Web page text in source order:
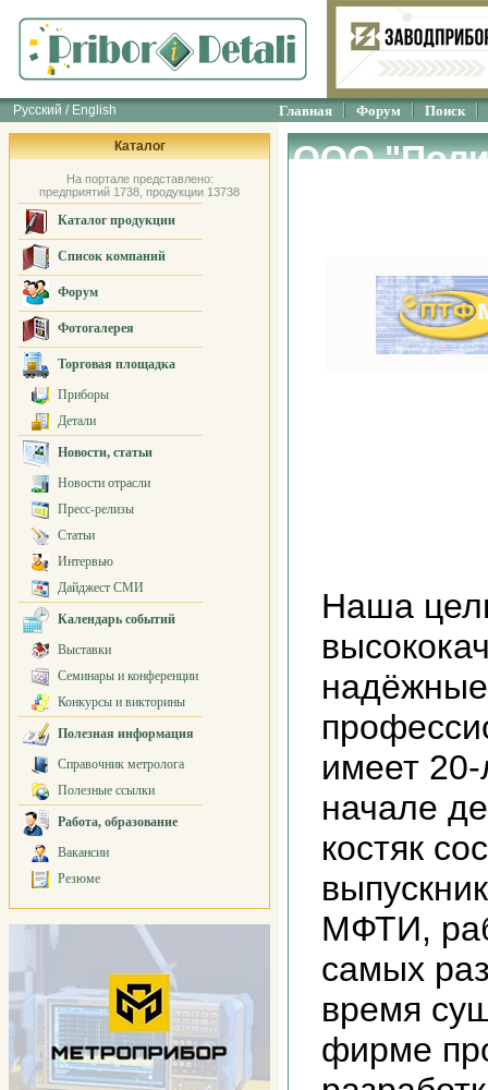
Русский / English Главная Форум Поиск
Каталог
На портале представлено:
предприятий 1738, продукции 13738
Каталог продукции
Список компаний
Форум
Фотогалерея
Торговая площадка
Приборы
Детали
Новости, статьи
Новости отрасли
Пресс-релизы
Статьи
Интервью
Дайджест СМИ
Календарь событий
Выставки
Семинары и конференции
Конкурсы и викторины
Полезная информация
Справочник метролога
Полезные ссылки
Работа, образование
Вакансии
Резюме
ООО
Наша
имеет
начале
костяк
МФТИ,
самых
время
фирме